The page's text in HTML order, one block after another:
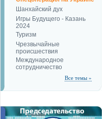
Шанхайский дух
Игры Будущего - Казань
2024
Туризм
Чрезвычайные
происшествия
Международное
сотрудничество
Все темы »